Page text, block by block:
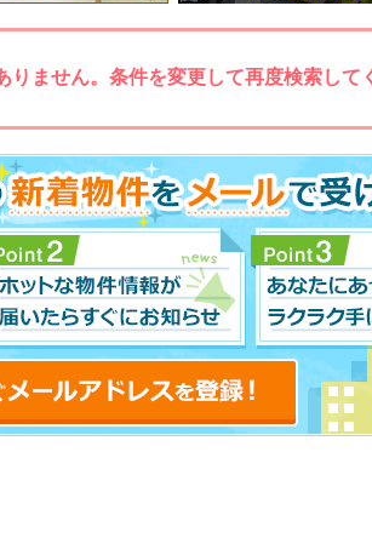
りません。条件を変更して再度検索して